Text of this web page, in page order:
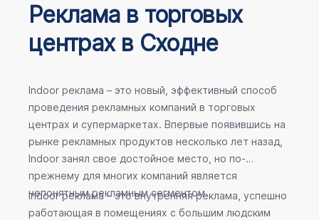
Реклама в торговых
центрах в Сходне
Indoor реклама – это новый, эффективный способ
проведения рекламных компаний в торговых
центрах и супермаркетах. Впервые появившись на
рынке рекламных продуктов несколько лет назад,
Indoor занял свое достойное место, но по-
прежнему для многих компаний является
непонятным рекламным сегментом.
Indoor реклама – это внутренняя реклама, успешно
работающая в помещениях с большим людским